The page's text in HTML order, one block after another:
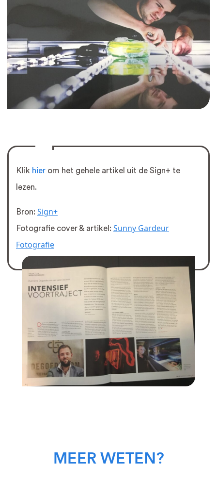
Klik hier om het gehele artikel uit de Sign+ te
lezen.
Bron: Sign+
Fotografie cover & artikel: Sunny Gardeur
Fotografie
MEER WETEN?